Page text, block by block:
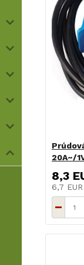
20A~/
8,3
6,7